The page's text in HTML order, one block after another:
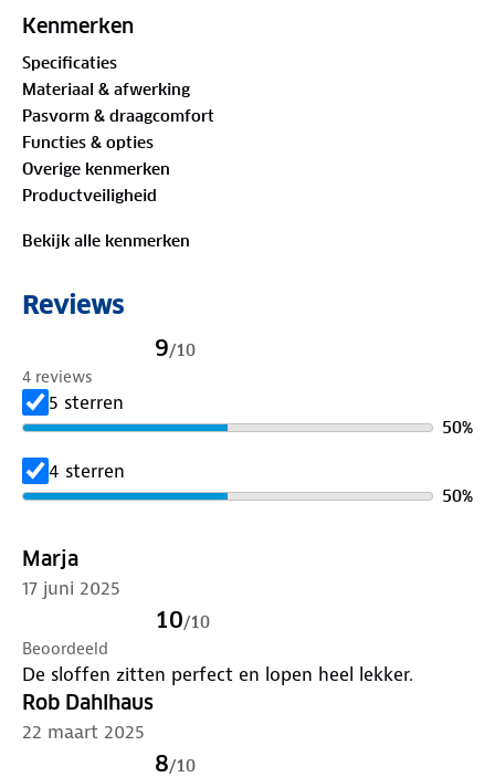
Kenmerken
Specificaties
Materiaal & afwerking
Pasvorm & draagcomfort
Functies & opties
Overige kenmerken
Productveiligheid
Bekijk alle kenmerken
Reviews
9/10
4 reviews
5 sterren
50%
4 sterren
50%
Marja
17 juni 2025
10/10
Beoordeeld
De sloffen zitten perfect en lopen heel lekker.
Rob Dahlhaus
22 maart 2025
8/10